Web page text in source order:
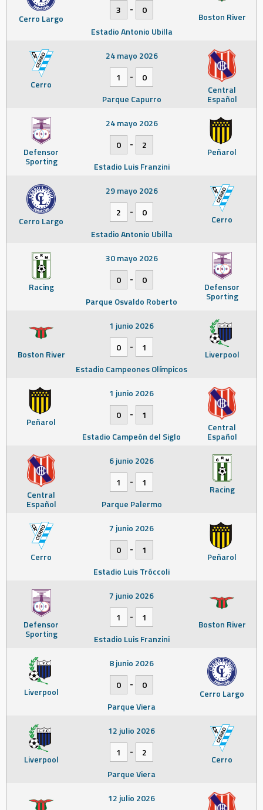
Cerro Largo Boston River
3
-
0
Estadio Antonio Ubilla
Cerro Central
Español
24 mayo 2026
1
-
0
Parque Capurro
Defensor
Sporting
Peñarol
24 mayo 2026
0
-
2
Estadio Luis Franzini
Cerro Largo Cerro
29 mayo 2026
2
-
0
Estadio Antonio Ubilla
Racing Defensor
Sporting
30 mayo 2026
0
-
0
Parque Osvaldo Roberto
Boston River Liverpool
1 junio 2026
0
-
1
Estadio Campeones Olímpicos
Peñarol Central
Español
1 junio 2026
0
-
1
Estadio Campeón del Siglo
Central
Español
Racing
6 junio 2026
1
-
1
Parque Palermo
Cerro Peñarol
7 junio 2026
0
-
1
Estadio Luis Tróccoli
Defensor
Sporting
Boston River
7 junio 2026
1
-
1
Estadio Luis Franzini
Liverpool Cerro Largo
8 junio 2026
0
-
0
Parque Viera
Liverpool Cerro
12 julio 2026
1
-
2
Parque Viera
12 julio 2026